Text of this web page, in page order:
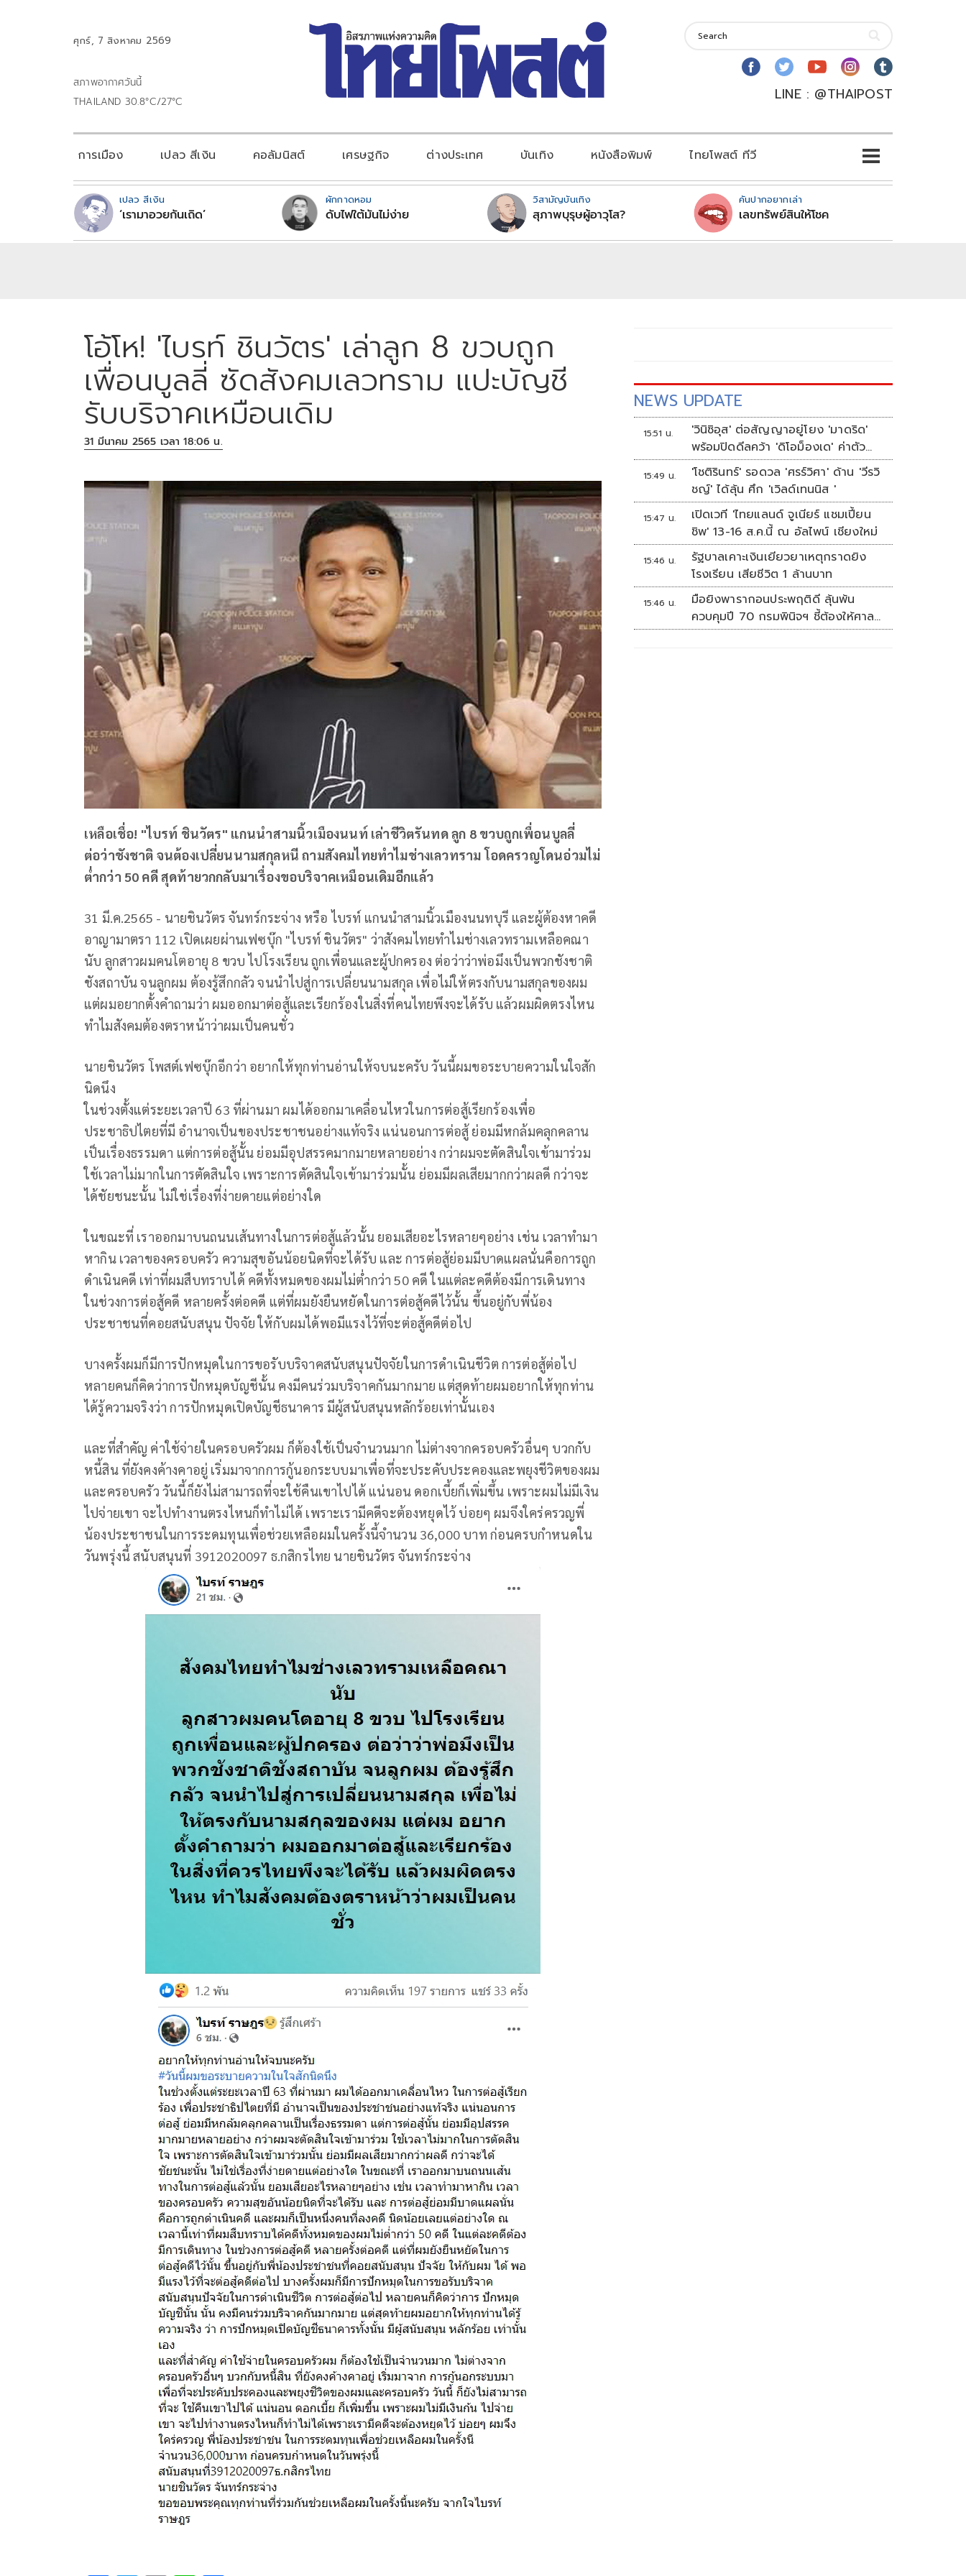
ศุกร์, 7 สิงหาคม 2569
สภาพอากาศวันนี้
THAILAND 30.8°C/27°C
LINE : @THAIPOST
การเมือง เปลว สีเงิน คอลัมนิสต์ เศรษฐกิจ ต่างประเทศ บันเทิง หนังสือพิมพ์ ไทยโพสต์ ทีวี
เปลว สีเงิน
‘เรามาอวยกันเถิด’
ผักกาดหอม
ดับไฟใต้มันไม่ง่าย
วิสามัญบันเทิง
สุภาพบุรุษผู้อาวุโส?
คันปากอยากเล่า
เลขทรัพย์สินให้โชค
โอ้โห! 'ไบรท์ ชินวัตร' เล่าลูก 8 ขวบถูก
เพื่อนบูลลี่ ซัดสังคมเลวทราม แปะบัญชี
รับบริจาคเหมือนเดิม
31 มีนาคม 2565 เวลา 18:06 น.
เหลือเชื่อ! "ไบรท์ ชินวัตร" แกนนำสามนิ้วเมืองนนท์ เล่าชีวิตรันทด ลูก 8 ขวบถูกเพื่อนบูลลี่
ต่อว่าชังชาติ จนต้องเปลี่ยนนามสกุลหนี ถามสังคมไทยทำไมช่างเลวทราม โอดครวญโดนอ่วมไม่
ต่ำกว่า 50 คดี สุดท้ายวกกลับมาเรื่องขอบริจาคเหมือนเดิมอีกแล้ว
31 มี.ค.2565 - นายชินวัตร จันทร์กระจ่าง หรือ ไบรท์ แกนนำสามนิ้วเมืองนนทบุรี และผู้ต้องหาคดี
อาญามาตรา 112 เปิดเผยผ่านเฟซบุ๊ก "ไบรท์ ชินวัตร" ว่าสังคมไทยทำไมช่างเลวทรามเหลือคณา
นับ ลูกสาวผมคนโตอายุ 8 ขวบ ไปโรงเรียน ถูกเพื่อนและผู้ปกครอง ต่อว่าว่าพ่อมึงเป็นพวกชังชาติ
ชังสถาบัน จนลูกผม ต้องรู้สึกกลัว จนนำไปสู่การเปลี่ยนนามสกุล เพื่อไม่ให้ตรงกับนามสกุลของผม
แต่ผมอยากตั้งคำถามว่า ผมออกมาต่อสู้และเรียกร้องในสิ่งที่คนไทยพึงจะได้รับ แล้วผมผิดตรงไหน
ทำไมสังคมต้องตราหน้าว่าผมเป็นคนชั่ว
นายชินวัตร โพสต์เฟซบุ๊กอีกว่า อยากให้ทุกท่านอ่านให้จบนะครับ วันนี้ผมขอระบายความในใจสัก
นิดนึง
ในช่วงตั้งแต่ระยะเวลาปี 63 ที่ผ่านมา ผมได้ออกมาเคลื่อนไหวในการต่อสู้เรียกร้องเพื่อ
ประชาธิปไตยที่มี อำนาจเป็นของประชาชนอย่างแท้จริง แน่นอนการต่อสู้ ย่อมมีหกล้มคลุกคลาน
เป็นเรื่องธรรมดา แต่การต่อสู้นั้น ย่อมมีอุปสรรคมากมายหลายอย่าง กว่าผมจะตัดสินใจเข้ามาร่วม
ใช้เวลาไม่มากในการตัดสินใจ เพราะการตัดสินใจเข้ามาร่วมนั้น ย่อมมีผลเสียมากกว่าผลดี กว่าจะ
ได้ชัยชนะนั้น ไม่ใช่เรื่องที่ง่ายดายแต่อย่างใด
ในขณะที่ เราออกมาบนถนนเส้นทางในการต่อสู้แล้วนั้น ยอมเสียอะไรหลายๆอย่าง เช่น เวลาทำมา
หากิน เวลาของครอบครัว ความสุขอันน้อยนิดที่จะได้รับ และ การต่อสู้ย่อมมีบาดแผลนั่นคือการถูก
ดำเนินคดี เท่าที่ผมสืบทราบได้ คดีทั้งหมดของผมไม่ต่ำกว่า 50 คดี ในแต่ละคดีต้องมีการเดินทาง
ในช่วงการต่อสู้คดี หลายครั้งต่อคดี แต่ที่ผมยังยืนหยัดในการต่อสู้คดีไว้นั้น ขึ้นอยู่กับพี่น้อง
ประชาชนที่คอยสนับสนุน ปัจจัย ให้กับผมได้พอมีแรงไว้ที่จะต่อสู้คดีต่อไป
บางครั้งผมก็มีการปักหมุดในการขอรับบริจาคสนับสนุนปัจจัยในการดำเนินชีวิต การต่อสู้ต่อไป
หลายคนก็คิดว่าการปักหมุดบัญชีนั้น คงมีคนร่วมบริจาคกันมากมาย แต่สุดท้ายผมอยากให้ทุกท่าน
ได้รู้ความจริงว่า การปักหมุดเปิดบัญชีธนาคาร มีผู้สนับสนุนหลักร้อยเท่านั้นเอง
และที่สำคัญ ค่าใช้จ่ายในครอบครัวผม ก็ต้องใช้เป็นจำนวนมาก ไม่ต่างจากครอบครัวอื่นๆ บวกกับ
หนี้สิน ที่ยังคงค้างคาอยู่ เริ่มมาจากการกู้นอกระบบมาเพื่อที่จะประคับประคองและพยุงชีวิตของผม
และครอบครัว วันนี้ก็ยังไม่สามารถที่จะใช้คืนเขาไปได้ แน่นอน ดอกเบี้ยก็เพิ่มขึ้น เพราะผมไม่มีเงิน
ไปจ่ายเขา จะไปทำงานตรงไหนก็ทำไม่ได้ เพราะเรามีคดีจะต้องหยุดไว้ บ่อยๆ ผมจึงใคร่ครวญพี่
น้องประชาชนในการระดมทุนเพื่อช่วยเหลือผมในครั้งนี้จำนวน 36,000 บาท ก่อนครบกำหนดใน
วันพรุ่งนี้ สนับสนุนที่ 3912020097 ธ.กสิกรไทย นายชินวัตร จันทร์กระจ่าง
NEWS UPDATE
15:51 น.
'วินิซิอุส' ต่อสัญญาอยู่โยง 'มาดริด'
พร้อมปิดดีลคว้า 'ดิโอม็องเด' ค่าตัว
สถิติสโมสร
15:49 น.
'โชติรินทร์' รอดวล 'ศรร์วิศา' ด้าน 'วีรวิ
ชญ์' ได้ลุ้น ศึก 'เวิลด์เทนนิส '
15:47 น.
เปิดเวที 'ไทยแลนด์ จูเนียร์ แชมเปี้ยน
ชิพ' 13-16 ส.ค.นี้ ณ อัลไพน์ เชียงใหม่
15:46 น.
รัฐบาลเคาะเงินเยียวยาเหตุกราดยิง
โรงเรียน เสียชีวิต 1 ล้านบาท
15:46 น.
มือยิงพารากอนประพฤติดี ลุ้นพ้น
ควบคุมปี 70 กรมพินิจฯ ชี้ต้องให้ศาล
ตัดสิน